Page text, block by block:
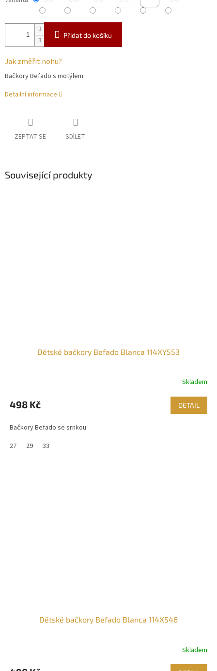
Přidat do košíku
Jak změřit nohu?
Bačkory Befado s motýlem
Detailní informace
ZEPTAT SE SDÍLET
Související produkty
Dětské bačkory Befado Blanca 114XY553
Skladem
498 Kč DETAIL
Bačkory Befado se srnkou
27
29 33
Dětské bačkory Befado Blanca 114X546
Skladem